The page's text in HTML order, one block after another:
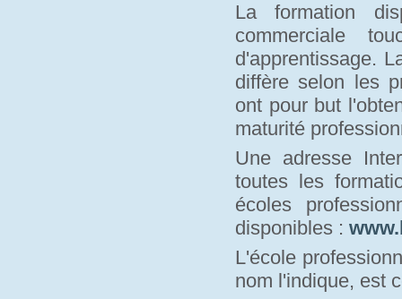
La formation
commerciale
d'apprentissage.
diffère selon les
ont pour but
maturité
Une adresse
toutes les
écoles
disponibles :
L'école
nom l'indique, est